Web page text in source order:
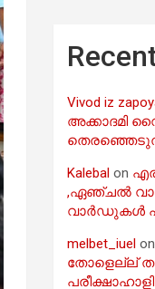
Vivod iz
അക്കാദമി
Kalebal on
,ഏഞ്ചൽ
വാർഡുകൾ പി
melbet_iuel on
തോളെല്ല്